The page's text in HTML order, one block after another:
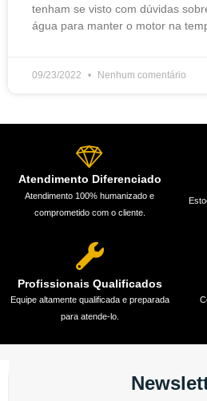
tenham se visto com dúvidas
água para manter o motor na
09/23/2022 Nenhum comentário
Atendimento Diferenciado
Atendimento 100% humanizado e
comprometido com o cliente.
Profissionais Qualificados
Equipe altamente qualificada e preparada
para atende-lo.